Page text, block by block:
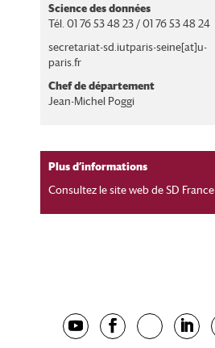
Science des données
Tél. 01 76 53 48 23 / 01 76 53 48 24
secretariat-sd.iutparis-seine[at]u-
paris.fr
Chef de département
Jean-Michel Poggi
Plus d’informations
Consultez le site web de SD France